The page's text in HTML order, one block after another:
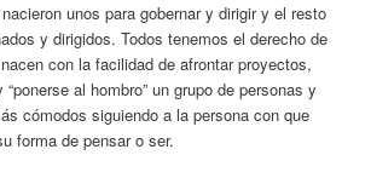
unos para gobernar y dirigir y el resto
y dirigidos. Todos tenemos el derecho de
con la facilidad de afrontar proyectos,
al hombro” un grupo de personas y
cómodos siguiendo a la persona con que
forma de pensar o ser.